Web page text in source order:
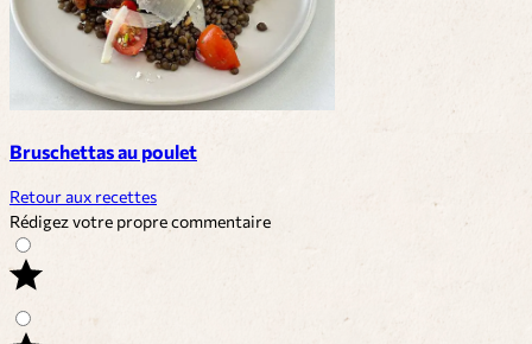
Bruschettas au poulet
Retour aux recettes
Rédigez votre propre commentaire